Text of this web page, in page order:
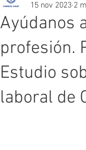
Ayúdanos
profesión.
Estudio
laboral de
15 nov 2023 2